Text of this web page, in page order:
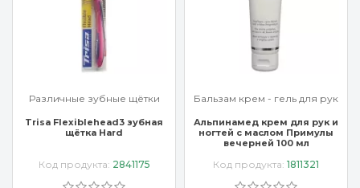
Различные зубные щётки
Trisa Flexiblehead3 зубная
щётка Hard
Код продукта: 2841175
Бальзам крем - гель для рук
Альпинамед крем для рук и
ногтей с маслом Примулы
вечерней 100 мл
Код продукта: 1811321